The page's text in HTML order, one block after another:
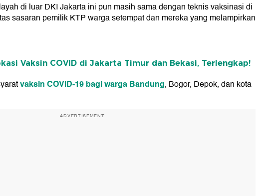
di luar DKI Jakarta ini pun masih sama dengan teknis vaksinasi di
sasaran pemilik KTP warga setempat dan mereka yang melampirkan
Vaksin COVID di Jakarta Timur dan Bekasi, Terlengkap!
vaksin COVID-19 bagi warga Bandung, Bogor, Depok, dan kota
ADVERTISEMENT